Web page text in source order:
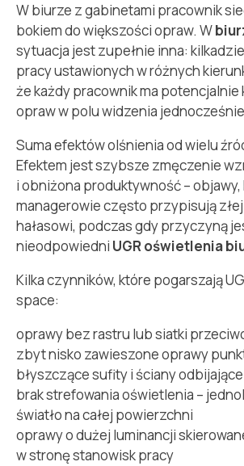
W biurze z gabinetami pracownik
bokiem do większości opraw. W
sytuacja jest zupełnie inna:
pracy ustawionych w różnych
że każdy pracownik ma potencjalnie
opraw w polu widzenia
Suma efektów olśnienia od wielu
Efektem jest szybsze zmęczenie
i obniżona produktywność –
managerowie często przypisują
hałasowi, podczas gdy przyczyną
nieodpowiedni UGR oświetlenia
Kilka czynników, które pogarszają
space:
oprawy bez rastru lub siatki
zbyt nisko zawieszone oprawy
błyszczące sufity i ściany
brak strefowania oświetlenia –
światło na całej powierzchni
oprawy o dużej luminancji
w stronę stanowisk pracy